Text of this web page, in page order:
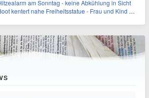
am Sonntag - keine Abkühlung in Sicht
kentert nahe Freiheitsstatue - Frau und Kind sterben